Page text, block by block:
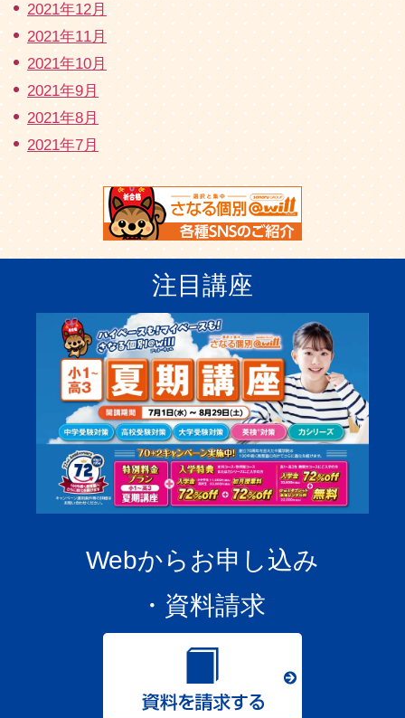
2021年12月
2021年11月
2021年10月
2021年9月
2021年8月
2021年7月
注目講座
Webからお申し込み
・資料請求